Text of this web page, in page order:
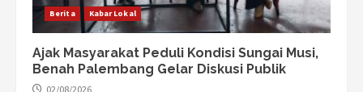
Berita Kabar Lokal
Ajak Masyarakat Peduli Kondisi Sungai Musi,
Benah Palembang Gelar Diskusi Publik
02/08/2026